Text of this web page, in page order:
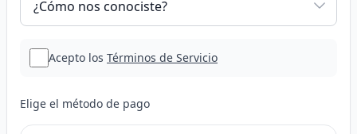
Acepto los Términos de Servicio
Elige el método de pago